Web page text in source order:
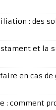
: des
et la
en cas de
: comment